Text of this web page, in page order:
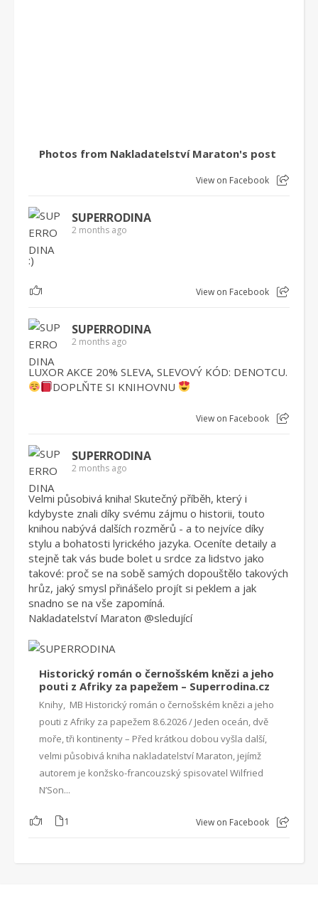
Photos from Nakladatelství Maraton's post
View on Facebook
SUPERRODINA
2 months ago
:)
1 View on Facebook
SUPERRODINA
2 months ago
LUXOR AKCE 20% SLEVA, SLEVOVÝ KÓD: DENOTCU.
DOPLŇTE SI KNIHOVNU
View on Facebook
SUPERRODINA
2 months ago
Velmi působivá kniha! Skutečný příběh, který i
kdybyste znali díky svému zájmu o historii, touto
knihou nabývá dalších rozměrů - a to nejvíce díky
stylu a bohatosti lyrického jazyka. Oceníte detaily a
stejně tak vás bude bolet u srdce za lidstvo jako
takové: proč se na sobě samých dopouštělo takových
hrůz, jaký smysl přinášelo projít si peklem a jak
snadno se na vše zapomíná.
Nakladatelství Maraton @sledující
Historický román o černošském knězi a jeho
pouti z Afriky za papežem – Superrodina.cz
Knihy, MB Historický román o černošském knězi a jeho
pouti z Afriky za papežem 8.6.2026 / Jeden oceán, dvě
moře, tři kontinenty – Před krátkou dobou vyšla další,
velmi působivá kniha nakladatelství Maraton, jejímž
autorem je konžsko-francouzský spisovatel Wilfried
N’Son...
1 1 View on Facebook